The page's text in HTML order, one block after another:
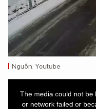
Nguồn: Youtube
The media could not be
or network failed or